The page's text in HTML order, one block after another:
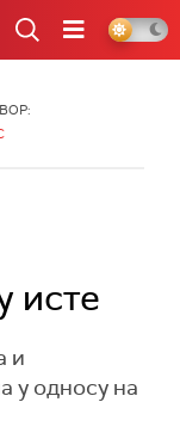
исте
и
у односу на